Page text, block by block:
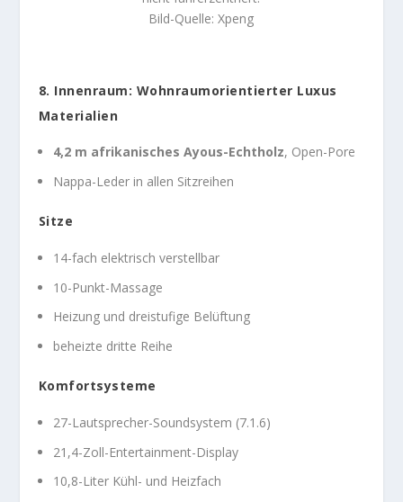
Bild-Quelle: Xpeng
8. Innenraum: Wohnraumorientierter Luxus
Materialien
4,2 m afrikanisches Ayous-Echtholz, Open-Pore
Nappa-Leder in allen Sitzreihen
Sitze
14-fach elektrisch verstellbar
10-Punkt-Massage
Heizung und dreistufige Belüftung
beheizte dritte Reihe
Komfortsysteme
27-Lautsprecher-Soundsystem (7.1.6)
21,4-Zoll-Entertainment-Display
10,8-Liter Kühl- und Heizfach